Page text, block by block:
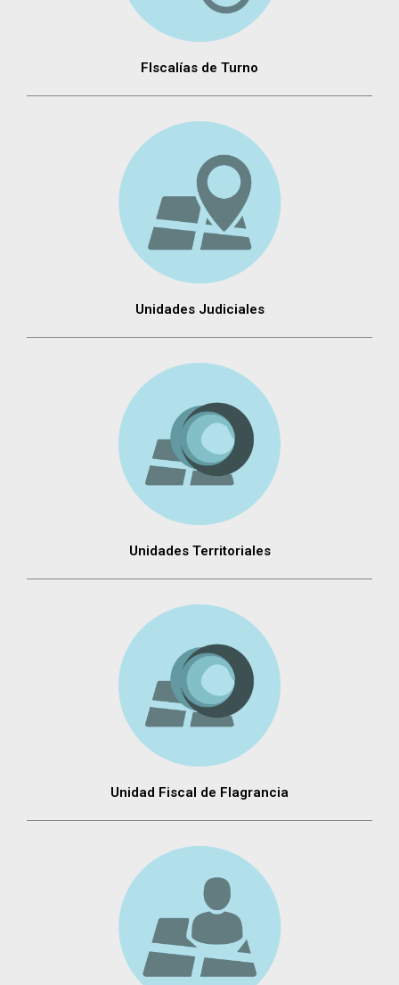
FIscalías de Turno
Unidades Judiciales
Unidades Territoriales
Unidad Fiscal de Flagrancia